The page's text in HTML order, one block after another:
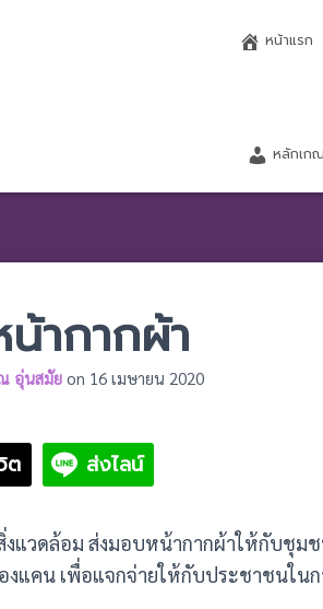
หน้าแรก
หลักเก
ากากผ้า
อุ่นสมัย on 16 เมษายน 2020
ต ส่งไลน์
งแวดล้อม ส่งมอบหน้ากากผ้าให้กับชุ
แคน เพื่อแจกจ่ายให้กับประชาชนในก